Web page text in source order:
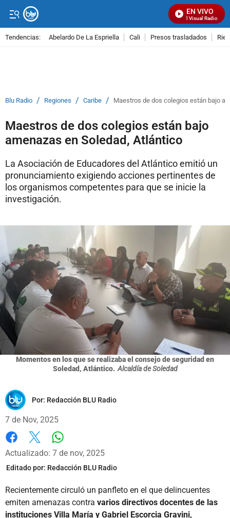
EN VIVO
Señal Visual Radio
Tendencias: Abelardo De La Espriella Cali Presos trasladados
Blu Radio / Regiones / Caribe / Maestros de dos colegios están bajo
Maestros de dos colegios están bajo
amenazas en Soledad, Atlántico
La Asociación de Educadores del Atlántico emitió un
pronunciamiento exigiendo acciones pertinentes de
los organismos competentes para que se inicie la
investigación.
Momentos en los que se realizaba el consejo de seguridad en
Soledad, Atlántico. Alcaldía de Soledad
Por: Redacción BLU Radio
7 de Nov, 2025
Facebook
X
Actualizado: 7 de nov, 2025
Editado por: Redacción BLU Radio
Recientemente circuló un panfleto en el que delincuentes
emiten amenazas contra varios directivos docentes de las
instituciones Villa María y Gabriel Escorcia Gravini,